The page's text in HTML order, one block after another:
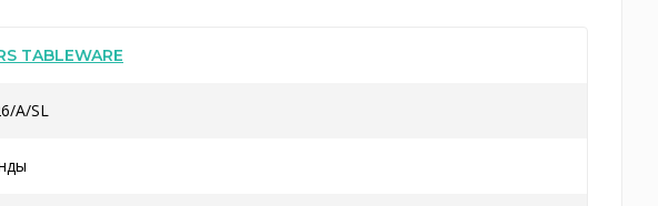
TABLEWARE
A/SL